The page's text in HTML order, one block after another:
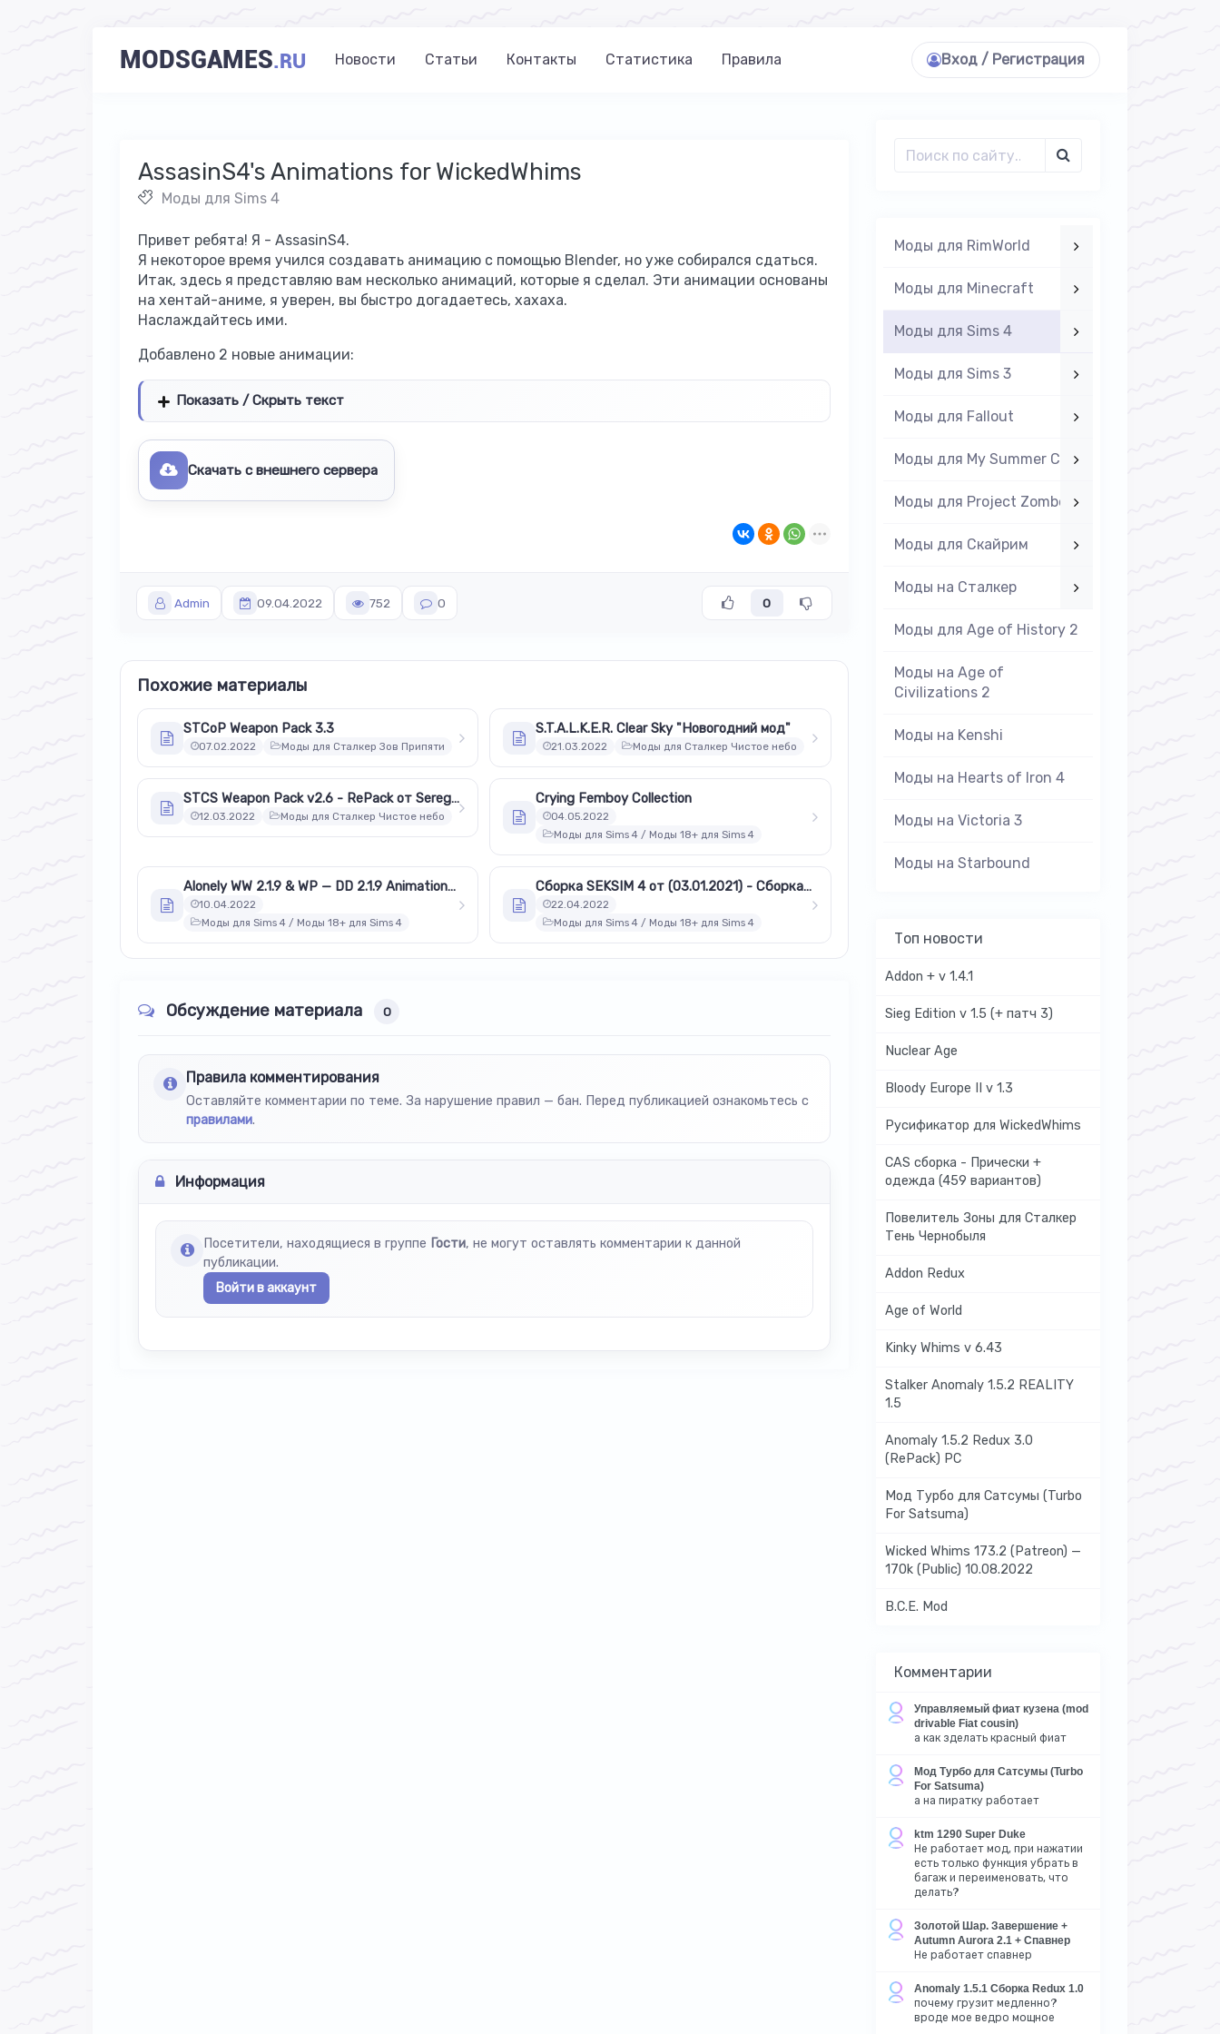
MODSGAMES.RU Новости Статьи Контакты Статистика Правила Вход / Регистрация
AssasinS4's Animations for WickedWhims
Моды для Sims 4
Привет ребята! Я - AssasinS4.
Я некоторое время учился создавать анимацию с помощью Blender, но уже собирался сдаться.
Итак, здесь я представляю вам несколько анимаций, которые я сделал. Эти анимации основаны
на хентай-аниме, я уверен, вы быстро догадаетесь, хахаха.
Наслаждайтесь ими.
Добавлено 2 новые анимации:
Показать / Скрыть текст
Скачать с внешнего сервера
Admin 09.04.2022 752 0 0
Похожие материалы
STCoP Weapon Pack 3.3
07.02.2022 Моды для Сталкер Зов Припяти
S.T.A.L.K.E.R. Clear Sky "Новогодний мод"
21.03.2022 Моды для Сталкер Чистое небо
STCS Weapon Pack v2.6 - RePack от SeregA-Lus
12.03.2022 Моды для Сталкер Чистое небо
Crying Femboy Collection
04.05.2022
Моды для Sims 4 / Моды 18+ для Sims 4
Alonely WW 2.1.9 & WP — DD 2.1.9 Animations Patreon
10.04.2022
Моды для Sims 4 / Моды 18+ для Sims 4
Сборка SEKSIM 4 от (03.01.2021) - Сборка секс модов 18+ (1.69)
22.04.2022
Моды для Sims 4 / Моды 18+ для Sims 4
Обсуждение материала 0
Правила комментирования
Оставляйте комментарии по теме. За нарушение правил — бан. Перед публикацией ознакомьтесь с
правилами.
Информация
Посетители, находящиеся в группе Гости, не могут оставлять комментарии к данной
публикации.
Войти в аккаунт
Моды для RimWorld
Моды для Minecraft
Моды для Sims 4
Моды для Sims 3
Моды для Fallout
Моды для My Summer Car
Моды для Project Zomboid
Моды для Скайрим
Моды на Cталкер
Моды для Age of History 2
Моды на Age of
Civilizations 2
Моды на Kenshi
Моды на Hearts of Iron 4
Моды на Victoria 3
Моды на Starbound
Топ новости
Addon + v 1.4.1
Sieg Edition v 1.5 (+ патч 3)
Nuclear Age
Bloody Europe II v 1.3
Русификатор для WickedWhims
CAS сборка - Прически +
одежда (459 вариантов)
Повелитель Зоны для Сталкер
Тень Чернобыля
Addon Redux
Age of World
Kinky Whims v 6.43
Stalker Anomaly 1.5.2 REALITY
1.5
Anomaly 1.5.2 Redux 3.0
(RePack) PC
Мод Турбо для Сатсумы (Turbo
For Satsuma)
Wicked Whims 173.2 (Patreon) —
170k (Public) 10.08.2022
B.C.E. Mod
Комментарии
Управляемый фиат кузена (mod
drivable Fiat cousin)
а как зделать красный фиат
Мод Турбо для Сатсумы (Turbo
For Satsuma)
а на пиратку работает
ktm 1290 Super Duke
Не работает мод, при нажатии
есть только функция убрать в
багаж и переименовать, что
делать?
Золотой Шар. Завершение +
Autumn Aurora 2.1 + Спавнер
Не работает спавнер
Anomaly 1.5.1 Сборка Redux 1.0
почему грузит медленно?
вроде мое ведро мощное